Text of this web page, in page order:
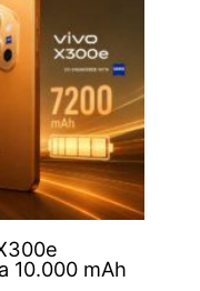
10.000 mAh